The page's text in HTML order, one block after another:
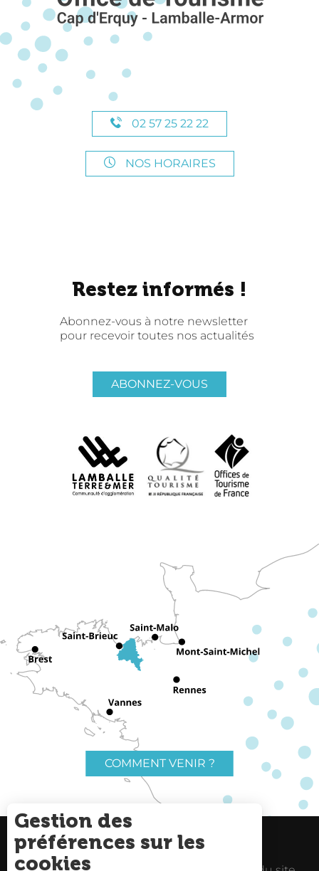
02 57 25 22 22
NOS HORAIRES
Restez informés !
Abonnez-vous à notre newsletter
pour recevoir toutes nos actualités
ABONNEZ-VOUS
COMMENT VENIR ?
Charte du voyageur Liens utiles
Gestion des
préférences sur les
cookies